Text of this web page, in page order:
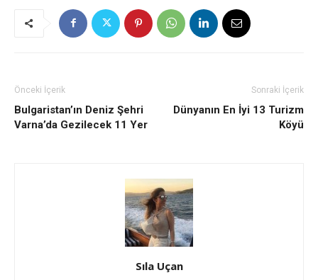
Önceki İçerik
Bulgaristan’ın Deniz Şehri
Varna’da Gezilecek 11 Yer
Sonraki İçerik
Dünyanın En İyi 13 Turizm
Köyü
Sıla Uçan